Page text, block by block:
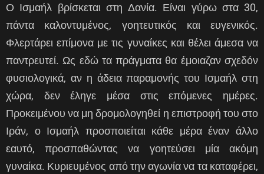
Ο Ισμαήλ βρίσκεται στη Δανία. Είναι γύρω στα 30,
πάντα καλοντυμένος, γοητευτικός και ευγενικός.
Φλερτάρει επίμονα με τις γυναίκες και θέλει άμεσα να
παντρευτεί. Ως εδώ τα πράγματα θα έμοιαζαν σχεδόν
φυσιολογικά, αν η άδεια παραμονής του Ισμαήλ στη
χώρα, δεν έληγε μέσα στις επόμενες ημέρες.
Προκειμένου να μη δρομολογηθεί η επιστροφή του στο
Ιράν, ο Ισμαήλ προσποιείται κάθε μέρα έναν άλλο
εαυτό, προσπαθώντας να γοητεύσει μία ακόμη
γυναίκα. Κυριευμένος από την αγωνία να τα καταφέρει,